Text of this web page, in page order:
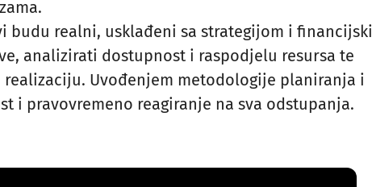
budu realni, usklađeni sa strategijom i financijski
analizirati dostupnost i raspodjelu resursa te
Uvođenjem metodologije planiranja i
i pravovremeno reagiranje na sva odstupanja.